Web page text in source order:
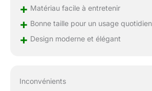
+ Matériau facile à entretenir
+ Bonne taille pour un usage quotidien
+ Design moderne et élégant
Inconvénients